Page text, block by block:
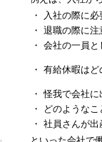
・
入社の際に
・ 退職の際に注
・ 会社の一員と
・ 有給休暇はど
・ 怪我で会社に
・
どのような
・ 社員さんが出